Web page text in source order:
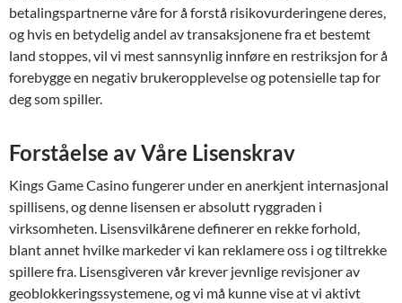
betalingspartnerne våre for å forstå risikovurderingene deres,
og hvis en betydelig andel av transaksjonene fra et bestemt
land stoppes, vil vi mest sannsynlig innføre en restriksjon for å
forebygge en negativ brukeropplevelse og potensielle tap for
deg som spiller.
Forståelse av Våre Lisenskrav
Kings Game Casino fungerer under en anerkjent internasjonal
spillisens, og denne lisensen er absolutt ryggraden i
virksomheten. Lisensvilkårene definerer en rekke forhold,
blant annet hvilke markeder vi kan reklamere oss i og tiltrekke
spillere fra. Lisensgiveren vår krever jevnlige revisjoner av
geoblokkeringssystemene, og vi må kunne vise at vi aktivt